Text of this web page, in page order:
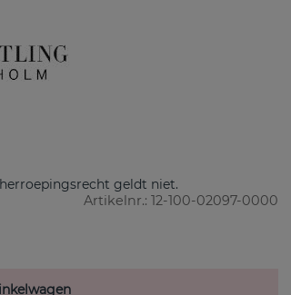
geldt niet.
Artikelnr.: 12-100-02097-0000